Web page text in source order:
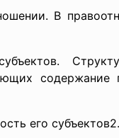
В
содержание
его субъектов2.